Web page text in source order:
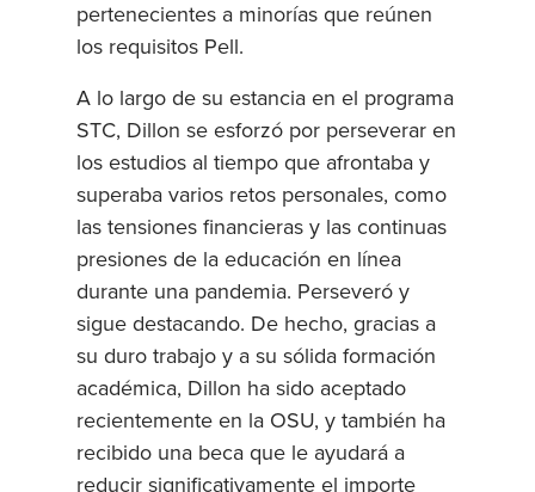
pertenecientes a minorías que reúnen
los requisitos Pell.
A lo largo de su estancia en el programa
STC, Dillon se esforzó por perseverar en
los estudios al tiempo que afrontaba y
superaba varios retos personales, como
las tensiones financieras y las continuas
presiones de la educación en línea
durante una pandemia. Perseveró y
sigue destacando. De hecho, gracias a
su duro trabajo y a su sólida formación
académica, Dillon ha sido aceptado
recientemente en la OSU, y también ha
recibido una beca que le ayudará a
reducir significativamente el importe